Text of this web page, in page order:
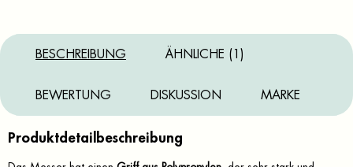
BESCHREIBUNG ÄHNLICHE (1)
BEWERTUNG DISKUSSION MARKE
Produktdetailbeschreibung